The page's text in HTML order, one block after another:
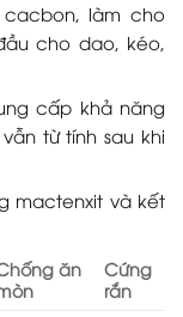
làm cho
cho dao, kéo,
cấp khả năng
từ tính sau khi
mactenxit và kết
ăn
Cứng
rắn